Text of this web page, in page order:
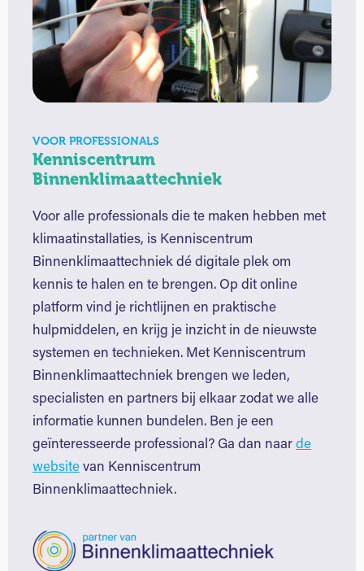
VOOR PROFESSIONALS
Kenniscentrum
Binnenklimaattechniek
Voor alle professionals die te maken hebben met
klimaatinstallaties, is Kenniscentrum
Binnenklimaattechniek dé digitale plek om
kennis te halen en te brengen. Op dit online
platform vind je richtlijnen en praktische
hulpmiddelen, en krijg je inzicht in de nieuwste
systemen en technieken. Met Kenniscentrum
Binnenklimaattechniek brengen we leden,
specialisten en partners bij elkaar zodat we alle
informatie kunnen bundelen. Ben je een
geïnteresseerde professional? Ga dan naar de
website van Kenniscentrum
Binnenklimaattechniek.